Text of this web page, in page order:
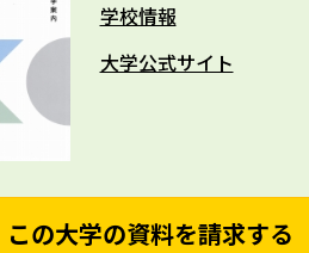
学校情報
大学公式サイト
この大学の資料を請求する